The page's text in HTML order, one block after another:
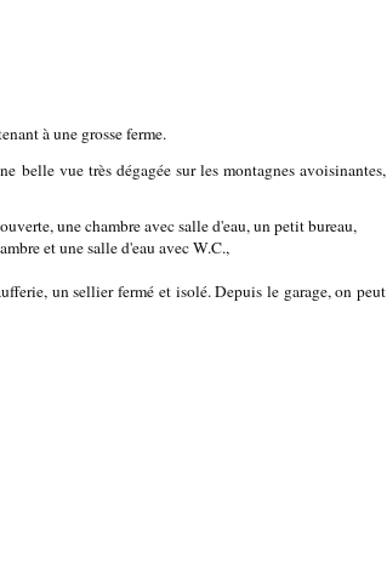
à une grosse ferme.
belle vue très dégagée sur les montagnes avoisinantes,
une chambre avec salle d'eau, un petit bureau,
et une salle d'eau avec W.C.,
un sellier fermé et isolé. Depuis le garage, on peut